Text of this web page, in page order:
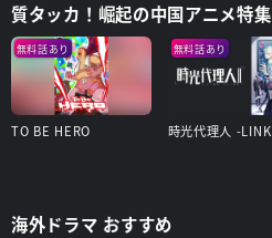
質タッカ！崛起の中国アニメ特集
無料話あり
TO BE HERO
無料話あり
海外ドラマ おすすめ